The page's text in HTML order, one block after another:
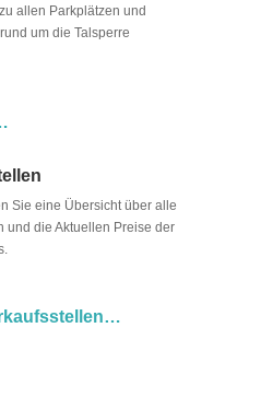
allen Parkplätzen und
um die Talsperre
Sie eine Übersicht über alle
und die Aktuellen Preise der